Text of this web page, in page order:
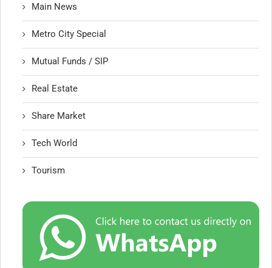
Main News
Metro City Special
Mutual Funds / SIP
Real Estate
Share Market
Tech World
Tourism